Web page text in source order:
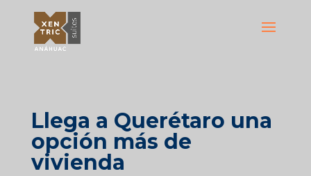
Llega a Querétaro una
opción más de
vivienda